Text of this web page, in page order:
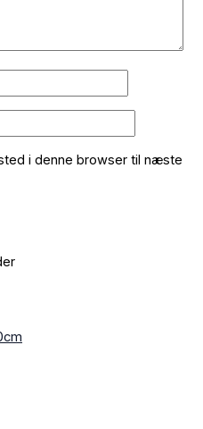
i denne browser til næste